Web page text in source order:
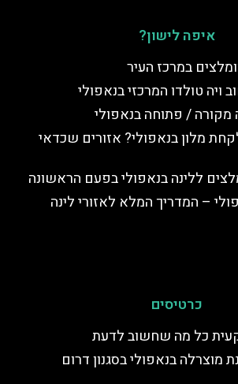
איפה לישון?
במרכז העיר
ויה טולדו המרכזי בנאפולי
מקורה / פתוחה בנאפולי
מלון בנאפולי? אזורים שכדאי
ללינה בנאפולי בפעם הראשונה
– המדריך המלא לאזורי לינה
כרטיסים
כל מה שחשוב לדעת
מוצרלה בנאפולי בסגנון דרום